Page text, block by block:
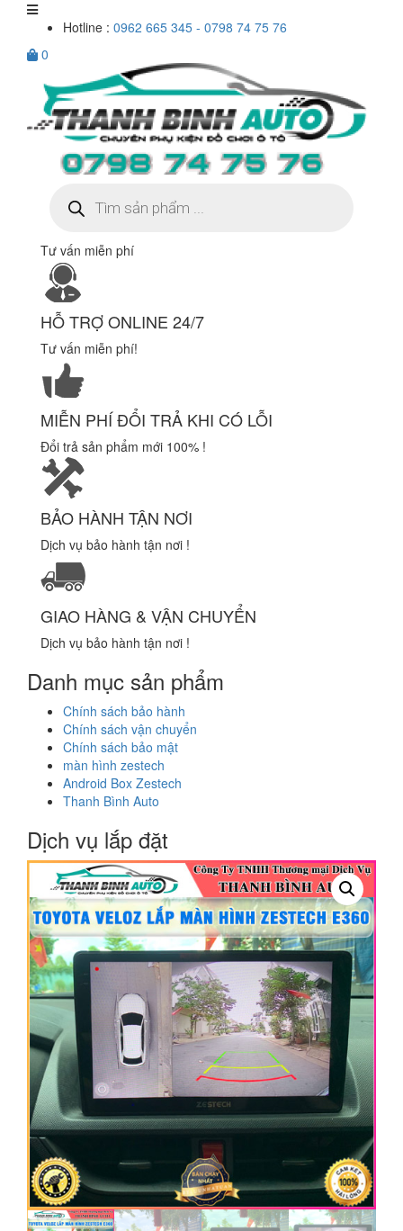
Hotline : 0962 665 345 - 0798 74 75 76
0
kiếm
sản
Tư vấn miễn phí
HỖ TRỢ ONLINE 24/7
Tư vấn miễn phí!
MIỄN PHÍ ĐỔI TRẢ KHI CÓ LỖI
Đổi trả sản phẩm mới 100% !
BẢO HÀNH TẬN NƠI
Dịch vụ bảo hành tận nơi !
GIAO HÀNG & VẬN CHUYỂN
Dịch vụ bảo hành tận nơi !
Danh mục sản phẩm
Chính sách bảo hành
Chính sách vận chuyển
Chính sách bảo mật
màn hình zestech
Android Box Zestech
Thanh Bình Auto
Dịch vụ lắp đặt